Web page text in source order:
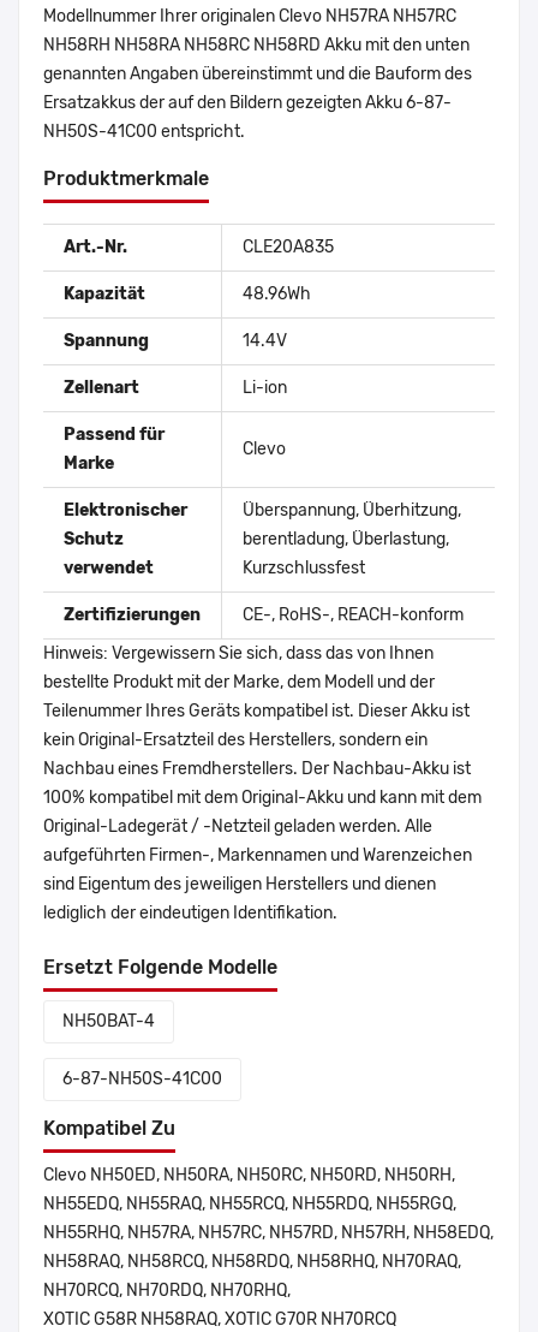
Modellnummer Ihrer originalen Clevo NH57RA NH57RC
NH58RH NH58RA NH58RC NH58RD Akku mit den unten
genannten Angaben übereinstimmt und die Bauform des
Ersatzakkus der auf den Bildern gezeigten Akku 6-87-
NH50S-41C00 entspricht.
Produktmerkmale
Art.-Nr. CLE20A835
Kapazität 48.96Wh
Spannung 14.4V
Zellenart Li-ion
Passend für
Marke
Clevo
Elektronischer
Schutz
verwendet
Überspannung, Überhitzung,
berentladung, Überlastung,
Kurzschlussfest
Zertifizierungen
CE-, RoHS-, REACH-konform
Hinweis: Vergewissern Sie sich, dass das von Ihnen
bestellte Produkt mit der Marke, dem Modell und der
Teilenummer Ihres Geräts kompatibel ist. Dieser Akku ist
kein Original-Ersatzteil des Herstellers, sondern ein
Nachbau eines Fremdherstellers. Der Nachbau-Akku ist
100% kompatibel mit dem Original-Akku und kann mit dem
Original-Ladegerät / -Netzteil geladen werden. Alle
aufgeführten Firmen-, Markennamen und Warenzeichen
sind Eigentum des jeweiligen Herstellers und dienen
lediglich der eindeutigen Identifikation.
Ersetzt Folgende Modelle
NH50BAT-4
6-87-NH50S-41C00
Kompatibel Zu
Clevo NH50ED, NH50RA, NH50RC, NH50RD, NH50RH,
NH55EDQ, NH55RAQ, NH55RCQ, NH55RDQ, NH55RGQ,
NH55RHQ, NH57RA, NH57RC, NH57RD, NH57RH, NH58EDQ,
NH58RAQ, NH58RCQ, NH58RDQ, NH58RHQ, NH70RAQ,
NH70RCQ, NH70RDQ, NH70RHQ,
XOTIC G58R NH58RAQ, XOTIC G70R NH70RCQ